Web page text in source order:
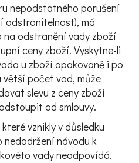
nepodstatného porušení
odstranitelnost), má
odstranění vady zboží
ceny zboží. Vyskytne-li
u zboží opakovaně i po
počet vad, může
slevu z ceny zboží
od smlouvy.
vznikly v důsledku
návodu k
vady neodpovídá.